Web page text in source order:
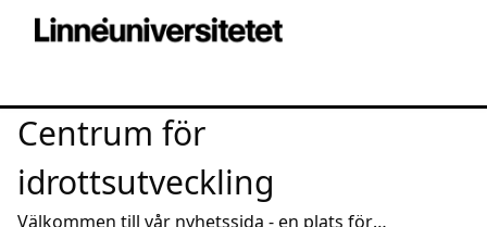
Centrum för
idrottsutveckling
Välkommen till vår nyhetssida - en plats för